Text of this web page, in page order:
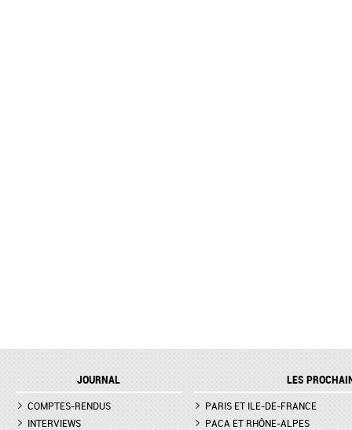
JOURNAL
COMPTES-RENDUS
INTERVIEWS
LES
PARIS ET ILE-DE-FRANCE
PACA ET RHÔNE-ALPES